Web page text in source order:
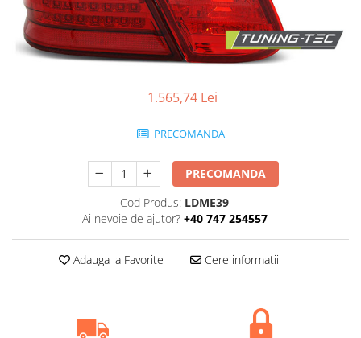
1.565,74 Lei
PRECOMANDA
PRECOMANDA
Cod Produs: LDME39
Ai nevoie de ajutor? +40 747 254557
Adauga la Favorite Cere informatii